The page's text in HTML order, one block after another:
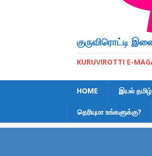
குருவிரொட்டி
KURUVIROTTI E-
HOME இயல் தமிழ்
தெரியுமா உங்களுக்கு?